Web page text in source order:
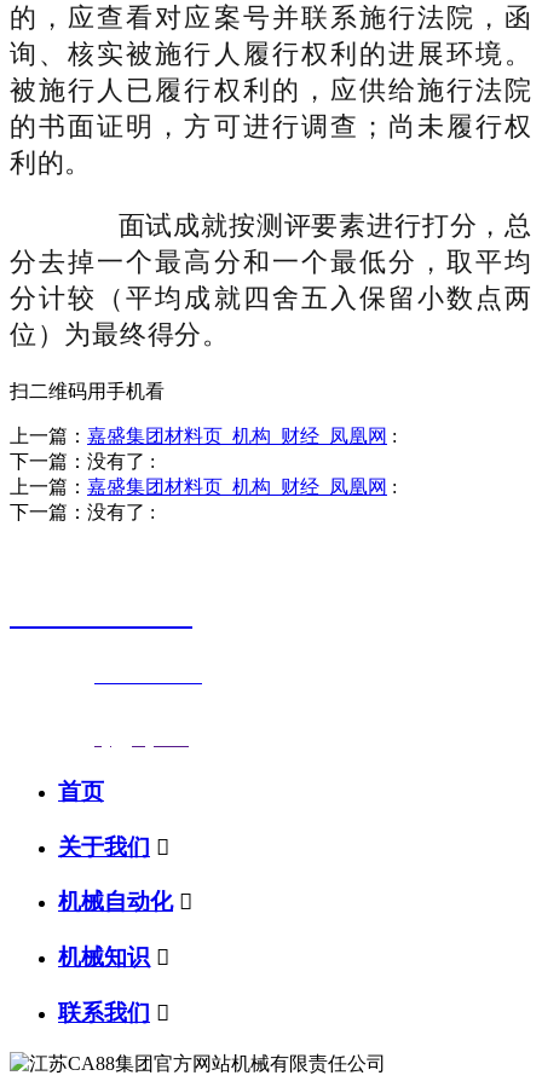
的，应查看对应案号并联系施行法院，函
询、核实被施行人履行权利的进展环境。
被施行人已履行权利的，应供给施行法院
的书面证明，方可进行调查；尚未履行权
利的。
面试成就按测评要素进行打分，总
分去掉一个最高分和一个最低分，取平均
分计较（平均成就四舍五入保留小数点两
位）为最终得分。
扫二维码用手机看
上一篇： 嘉盛集团材料页_机构_财经_凤凰网 :
下一篇：没有了 :
上一篇： 嘉盛集团材料页_机构_财经_凤凰网 :
下一篇：没有了 :
首页
关于我们 
机械自动化 
机械知识 
联系我们 